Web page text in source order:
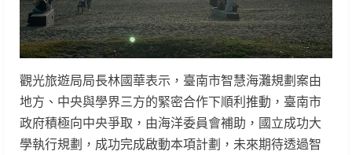
觀光旅遊局局長林國華表示，臺南市智慧海灘規劃案由
地方、中央與學界三方的緊密合作下順利推動，臺南市
政府積極向中央爭取，由海洋委員會補助，國立成功大
學執行規劃，成功完成啟動本項計劃，未來期待透過智